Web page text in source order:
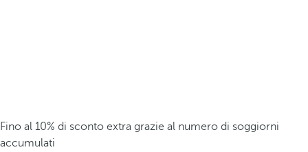
Fino al 10% di sconto extra grazie al numero di soggiorni
accumulati